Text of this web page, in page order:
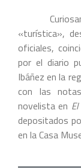
«turística»,
oficiales,
por el diario
Ibáñez en la
con las
novelista en
depositados
en la Casa